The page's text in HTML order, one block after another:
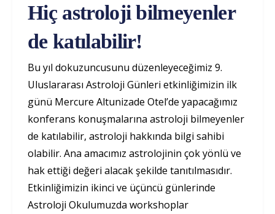
Hiç astroloji bilmeyenler
de katılabilir!
Bu yıl dokuzuncusunu düzenleyeceğimiz 9.
Uluslararası Astroloji Günleri etkinliğimizin ilk
günü Mercure Altunizade Otel’de yapacağımız
konferans konuşmalarına astroloji bilmeyenler
de katılabilir, astroloji hakkında bilgi sahibi
olabilir. Ana amacımız astrolojinin çok yönlü ve
hak ettiği değeri alacak şekilde tanıtılmasıdır.
Etkinliğimizin ikinci ve üçüncü günlerinde
Astroloji Okulumuzda workshoplar